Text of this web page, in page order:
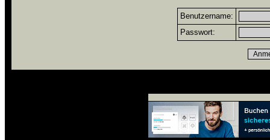
Benutzername:
Passwort: